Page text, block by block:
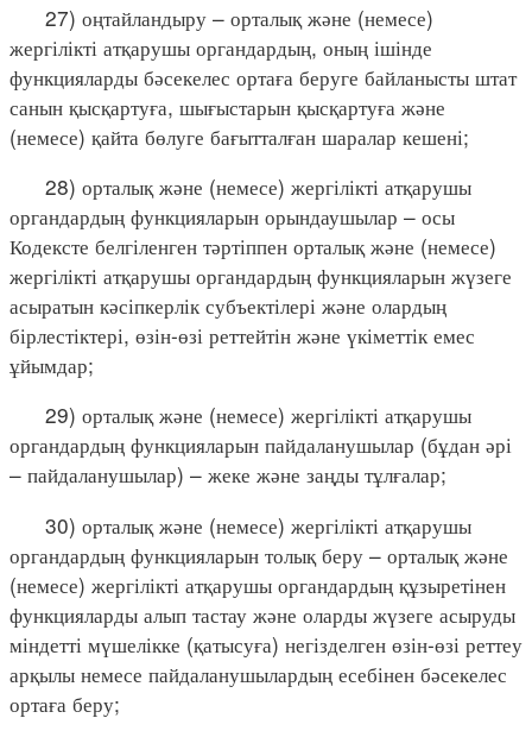
27) оңтайландыру – орталық және (немесе)
жергілікті атқарушы органдардың, оның ішінде
функцияларды бәсекелес ортаға беруге байланысты штат
санын қысқартуға, шығыстарын қысқартуға және
(немесе) қайта бөлуге бағытталған шаралар кешені;
28) орталық және (немесе) жергілікті атқарушы
органдардың функцияларын орындаушылар – осы
Кодексте белгіленген тәртіппен орталық және (немесе)
жергілікті атқарушы органдардың функцияларын жүзеге
асыратын кәсіпкерлік субъектілері және олардың
бірлестіктері, өзін-өзі реттейтін және үкіметтік емес
ұйымдар;
29) орталық және (немесе) жергілікті атқарушы
органдардың функцияларын пайдаланушылар (бұдан әрі
– пайдаланушылар) – жеке және заңды тұлғалар;
30) орталық және (немесе) жергілікті атқарушы
органдардың функцияларын толық беру – орталық және
(немесе) жергілікті атқарушы органдардың құзыретінен
функцияларды алып тастау және оларды жүзеге асыруды
міндетті мүшелікке (қатысуға) негізделген өзін-өзі реттеу
арқылы немесе пайдаланушылардың есебінен бәсекелес
ортаға беру;